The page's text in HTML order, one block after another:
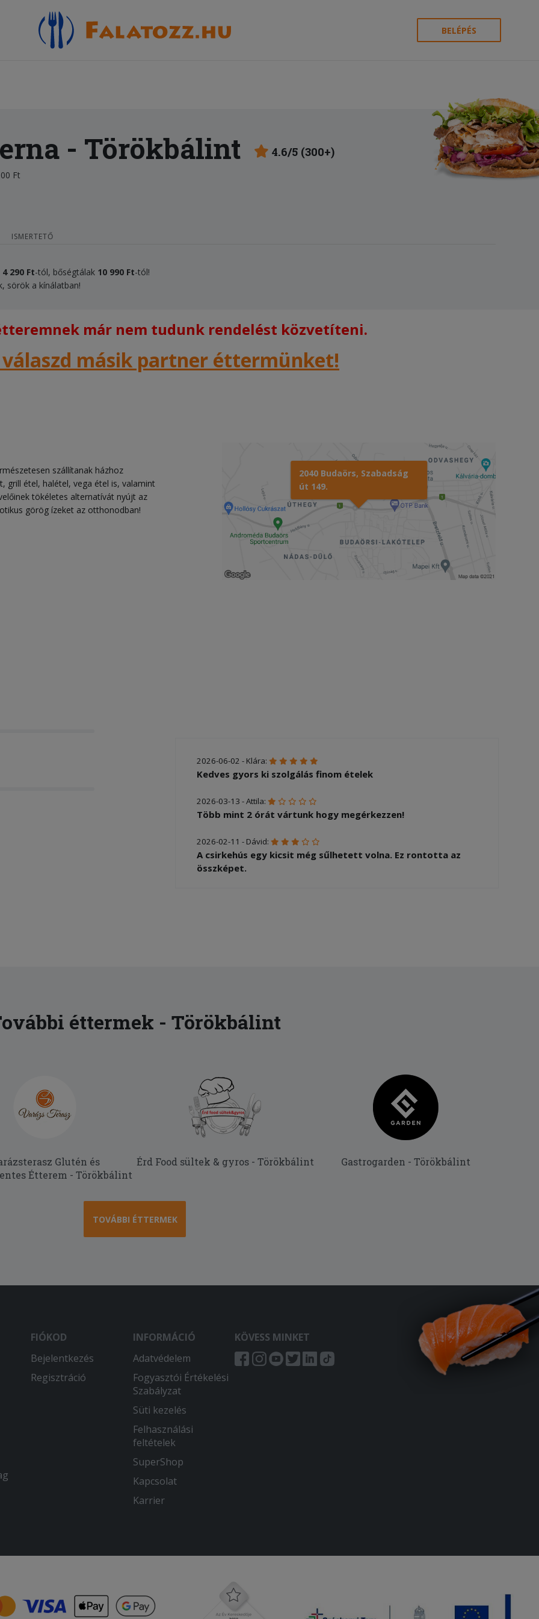
BELÉPÉS
- Törökbálint 4.6/5 (300+)
Ft
ISMERTETŐ
4 290 Ft-tól, bőségtálak 10 990 Ft-tól!
sörök a kínálatban!
már nem tudunk rendelést közvetíteni.
másik partner éttermünket!
szállítanak házhoz
grill étel, halétel, vega étel is, valamint
tökéletes alternatívát nyújt az
görög ízeket az otthonodban!
2040 Budaörs, Szabadság
út 149.
2026-06-02 - Klára:
Kedves gyors ki szolgálás finom ételek
2026-03-13 - Attila:
Több mint 2 órát vártunk hogy megérkezzen!
2026-02-11 - Dávid:
A csirkehús egy kicsit még sűlhetett volna. Ez rontotta az
összképet.
éttermek - Törökbálint
Glutén és
Étterem - Törökbálint
Érd Food sültek & gyros - Törökbálint Gastrogarden - Törökbálint
TOVÁBBI ÉTTERMEK
FIÓKOD
Bejelentkezés
Regisztráció
INFORMÁCIÓ
Adatvédelem
Fogyasztói Értékelési
Szabályzat
Süti kezelés
Felhasználási
feltételek
SuperShop
Kapcsolat
Karrier
KÖVESS MINKET